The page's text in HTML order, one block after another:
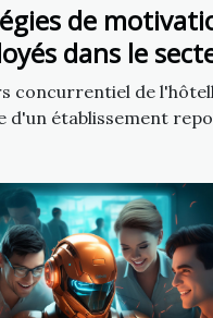
de
dans le
concurrentiel de
d'un établissement